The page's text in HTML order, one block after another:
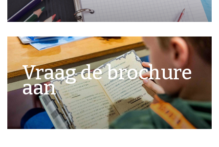
Vraag de brochure
aan